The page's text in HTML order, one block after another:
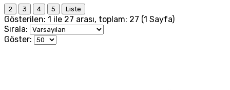
2 3 4 5 Liste
Gösterilen: 1 ile 27 arası, toplam: 27 (1 Sayfa)
Sırala:
Göster: